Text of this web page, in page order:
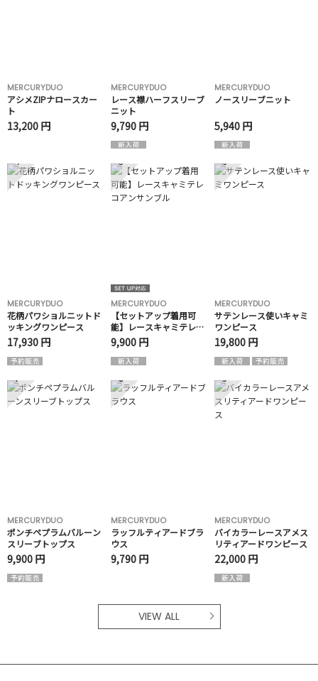
MERCURYDUO
アシメZIPナロースカー
ト
13,200 円
MERCURYDUO
レース襟ハーフスリーブ
ニット
9,790 円
MERCURYDUO
ノースリーブニット
5,940 円
4
MERCURYDUO
花柄パワショルニットド
ッキングワンピース
17,930 円
5
MERCURYDUO
【セットアップ着用可
能】レースキャミテレコ
アンサンブル
9,900 円
6
MERCURYDUO
サテンレース使いキャミ
ワンピース
19,800 円
7
MERCURYDUO
ポンチペプラムバルーン
スリーブトップス
9,900 円
8
MERCURYDUO
ラッフルティアードブラ
ウス
9,790 円
9
MERCURYDUO
バイカラーレースアメス
リティアードワンピース
22,000 円
VIEW ALL